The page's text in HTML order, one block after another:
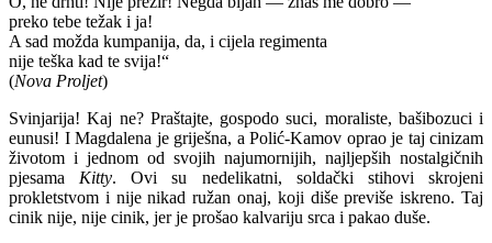
preko tebe težak i ja!
A sad možda kumpanija, da, i cijela regimenta
nije teška kad te svija!“
(Nova Proljet)
Svinjarija! Kaj ne? Praštajte, gospodo suci, moraliste, bašibozuci i
eunusi! I Magdalena je griješna, a Polić-Kamov oprao je taj cinizam
životom i jednom od svojih najumornijih, najljepših nostalgičnih
pjesama Kitty. Ovi su nedelikatni, soldački stihovi skrojeni
prokletstvom i nije nikad ružan onaj, koji diše previše iskreno. Taj
cinik nije, nije cinik, jer je prošao kalvariju srca i pakao duše.